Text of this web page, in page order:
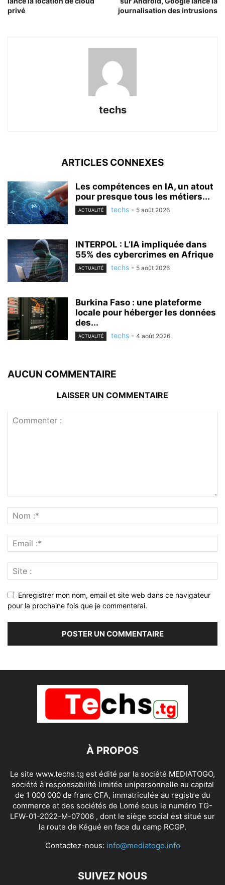
privé
journalisation des intrusions
techs
ARTICLES CONNEXES
Les compétences en IA, un atout
pour presque tous les métiers...
ACTUALITÉ techs - 5 août 2026
INTERPOL : L’IA impliquée dans
55% des cybercrimes en Afrique
ACTUALITÉ techs - 5 août 2026
Burkina Faso : une plateforme
locale pour héberger les données
des...
ACTUALITÉ techs - 4 août 2026
AUCUN COMMENTAIRE
LAISSER UN COMMENTAIRE
Enregistrer mon nom, email et site web dans ce navigateur
pour la prochaine fois que je commenterai.
À PROPOS
Le site www.techs.tg est édité par la société MEDIATOGO,
société à responsabilité limitée unipersonnelle au capital
de 1 000 000 de franc CFA, immatriculée au registre du
commerce et des sociétés de Lomé sous le numéro TG-
LFW-01-2022-M-07006 , dont le siège social est situé sur
la route de Kégué en face du camp RCGP.
Contactez-nous: info@mediatogo.info
SUIVEZ NOUS